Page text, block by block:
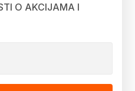
O AKCIJAMA I